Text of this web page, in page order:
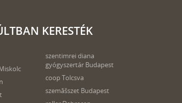
KERESTÉK
szentimrei diana
gyógyszertár Budapest
coop Tolcsva
szemăšszet Budapest